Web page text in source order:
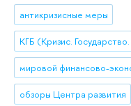
антикризисные меры
КГБ (Кризис.
обзоры Центра развития